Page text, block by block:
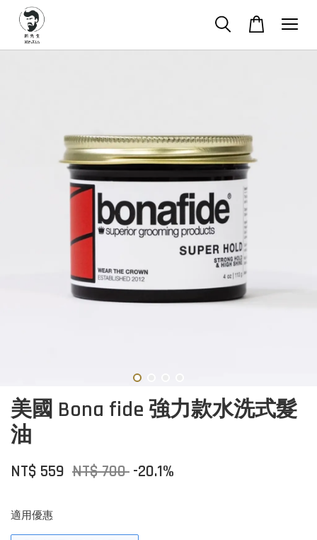
美國 Bona fide 強力款水洗式髮
油
NT$ 559 NT$ 700 -20.1%
適用優惠